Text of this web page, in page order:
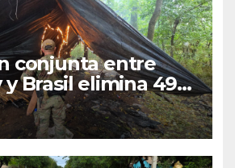
conjunta entre
y Brasil elimina 498
de marihuana en